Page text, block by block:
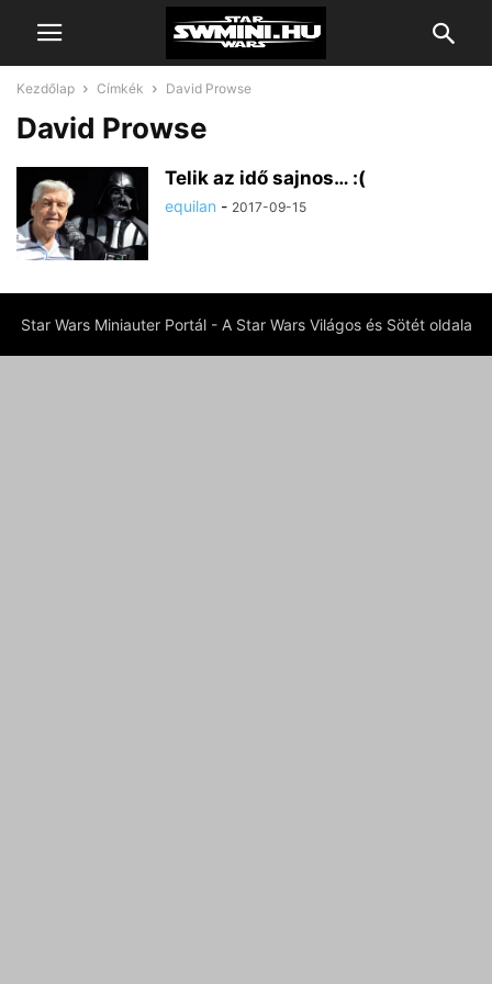
Kezdőlap Címkék David Prowse
David Prowse
Telik az idő sajnos… :(
equilan - 2017-09-15
Star Wars Miniauter Portál - A Star Wars Világos és Sötét oldala